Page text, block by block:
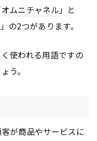
オムニチャネル」と
の2つがあります。
使われる用語ですの
う。
が商品やサービスに